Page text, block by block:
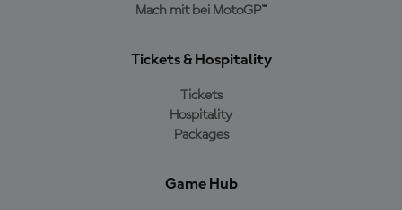
Mach mit bei MotoGP™
Tickets & Hospitality
Tickets
Hospitality
Packages
Game Hub